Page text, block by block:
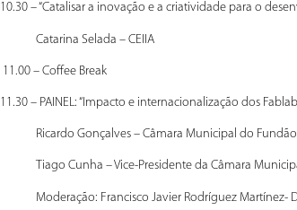
10.30 – “Catalisar a inovação e a criatividade para o
Catarina Selada – CEIIA
11.00 – Coffee Break
11.30 – PAINEL: “Impacto e internacionalização dos
Ricardo Gonçalves – Câmara Municipal do Fundão
Tiago Cunha – Vice-Presidente da Câmara
Moderação: Francisco Javier Rodríguez